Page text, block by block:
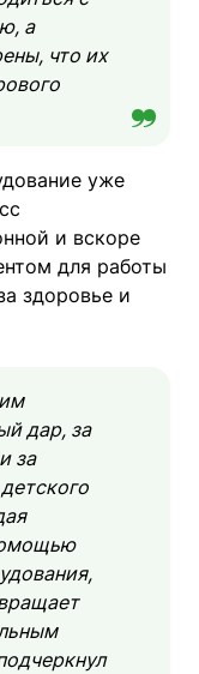
а
что их
уже
и вскоре
для работы
здоровье и
дар, за
за